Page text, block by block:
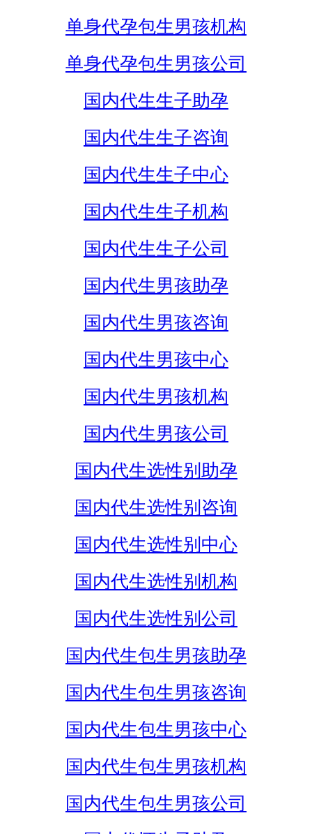
单身代孕包生男孩机构
单身代孕包生男孩公司
国内代生生子助孕
国内代生生子咨询
国内代生生子中心
国内代生生子机构
国内代生生子公司
国内代生男孩助孕
国内代生男孩咨询
国内代生男孩中心
国内代生男孩机构
国内代生男孩公司
国内代生选性别助孕
国内代生选性别咨询
国内代生选性别中心
国内代生选性别机构
国内代生选性别公司
国内代生包生男孩助孕
国内代生包生男孩咨询
国内代生包生男孩中心
国内代生包生男孩机构
国内代生包生男孩公司